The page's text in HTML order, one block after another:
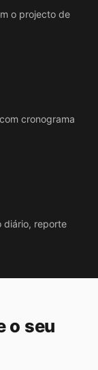
o projecto de
cronograma
diário, reporte
o seu